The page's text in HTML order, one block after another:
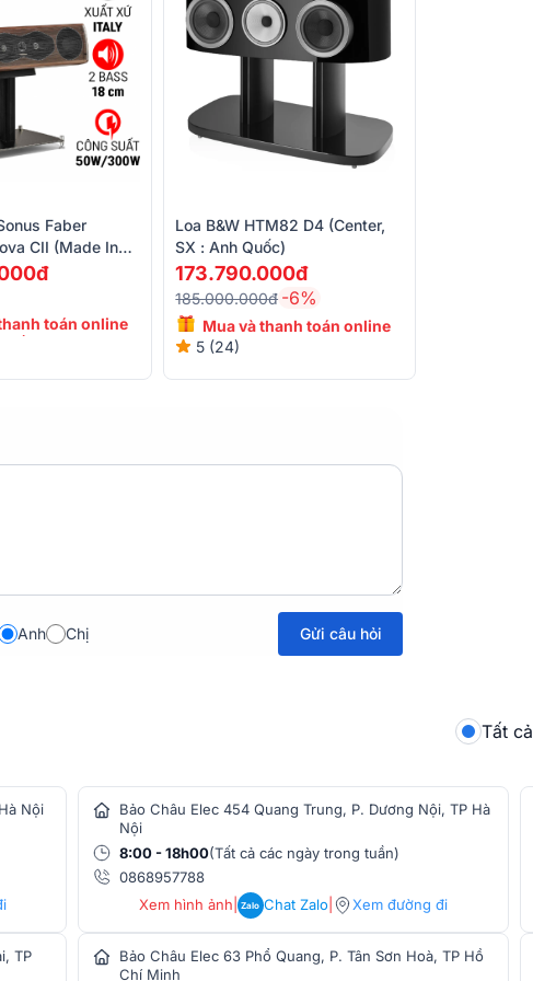
Faber
CII (Made In
toán online
Loa B&W HTM82 D4 (Center,
SX : Anh Quốc)
173.790.000đ
185.000.000đ -6%
Mua và thanh toán online
giảm giá đến 20%
5 (24)
Anh Chị Gửi câu hỏi
Tất cả
Nội
TP
Bảo Châu Elec 454 Quang Trung, P. Dương Nội, TP Hà
Nội
8:00 - 18h00(Tất cả các ngày trong tuần)
0868957788
Xem hình ảnh
Zalo Chat Zalo| Xem đường đi
Bảo Châu Elec 63 Phổ Quang, P. Tân Sơn Hoà, TP Hồ
Chí Minh